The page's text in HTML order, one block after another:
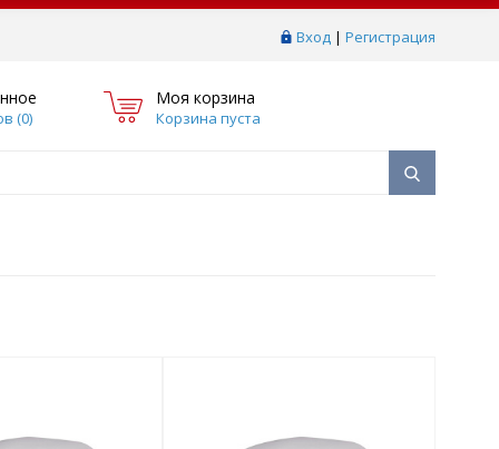
Вход | Регистрация
(0)
Моя корзина
Корзина пуста